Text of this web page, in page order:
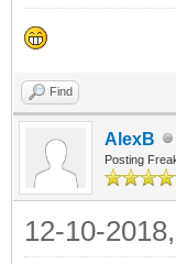
Find
AlexB
Posting
12-10-